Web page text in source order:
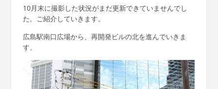
10月末に撮影した状況がまだ更新できていませんでし
た。ご紹介していきます。
広島駅南口広場から、再開発ビルの北を進んでいきま
す。